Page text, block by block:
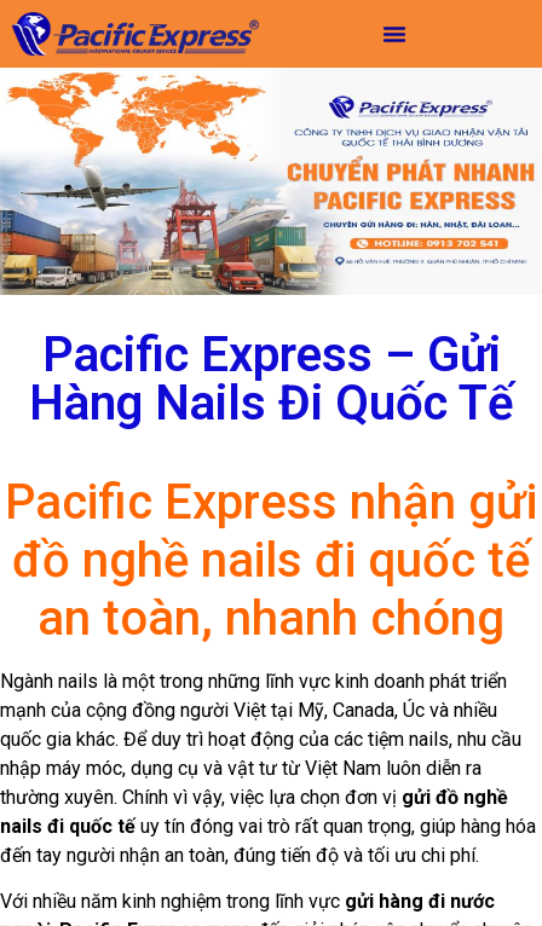
Pacific Express – Gửi
Hàng Nails Đi Quốc Tế
Pacific Express nhận gửi
đồ nghề nails đi quốc tế
an toàn, nhanh chóng
Ngành nails là một trong những lĩnh vực kinh doanh phát triển
mạnh của cộng đồng người Việt tại Mỹ, Canada, Úc và nhiều
quốc gia khác. Để duy trì hoạt động của các tiệm nails, nhu cầu
nhập máy móc, dụng cụ và vật tư từ Việt Nam luôn diễn ra
thường xuyên. Chính vì vậy, việc lựa chọn đơn vị gửi đồ nghề
nails đi quốc tếuy tín đóng vai trò rất quan trọng, giúp hàng hóa
đến tay người nhận an toàn, đúng tiến độ và tối ưu chi phí.
Với nhiều năm kinh nghiệm trong lĩnh vực gửi hàng đi nước